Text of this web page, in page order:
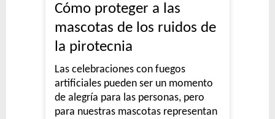
Cómo proteger a las
mascotas de los ruidos de
la pirotecnia
Las celebraciones con fuegos
artificiales pueden ser un momento
de alegría para las personas, pero
para nuestras mascotas representan